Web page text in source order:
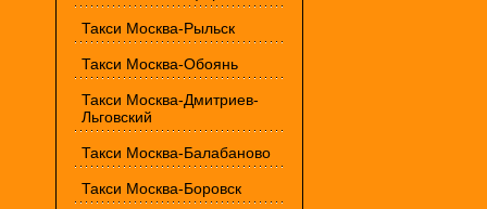
Такси Москва-Рыльск
Такси Москва-Обоянь
Такси Москва-Дмитриев-
Льговский
Такси Москва-Балабаново
Такси Москва-Боровск